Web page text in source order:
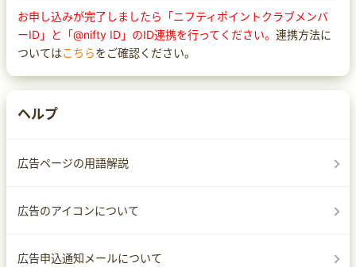
お申し込みが完了しましたら「ニフティポイントクラブメンバ
ーID」と「@nifty ID」のID連携を行ってください。 連携方法に
ついてはこちらをご確認ください。
ヘルプ
広告ページの用語解説
広告のアイコンについて
広告申込通知メールについて